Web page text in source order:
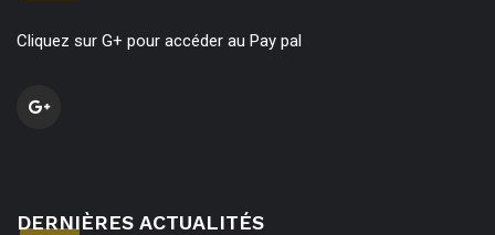
Cliquez sur G+ pour accéder au Pay pal
DERNIÈRES ACTUALITÉS